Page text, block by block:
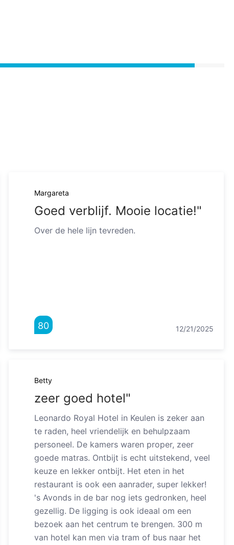
Margareta
Goed verblijf. Mooie locatie!"
Over de hele lijn tevreden.
80 12/21/2025
Betty
zeer goed hotel"
Leonardo Royal Hotel in Keulen is zeker aan
te raden, heel vriendelijk en behulpzaam
personeel. De kamers waren proper, zeer
goede matras. Ontbijt is echt uitstekend, veel
keuze en lekker ontbijt. Het eten in het
restaurant is ook een aanrader, super lekker!
's Avonds in de bar nog iets gedronken, heel
gezellig. De ligging is ook ideaal om een
bezoek aan het centrum te brengen. 300 m
van hotel kan men via tram of bus naar het